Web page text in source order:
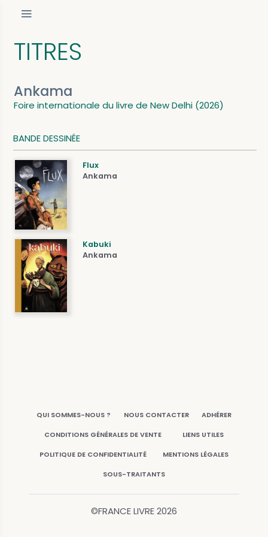
TITRES
Ankama
Foire internationale du livre de New Delhi (2026)
BANDE DESSINÉE
Flux
Ankama
Kabuki
Ankama
QUI SOMMES-NOUS ? NOUS CONTACTER ADHÉRER
CONDITIONS GÉNÉRALES DE VENTE LIENS UTILES
POLITIQUE DE CONFIDENTIALITÉ MENTIONS LÉGALES
SOUS-TRAITANTS
©FRANCE LIVRE2026